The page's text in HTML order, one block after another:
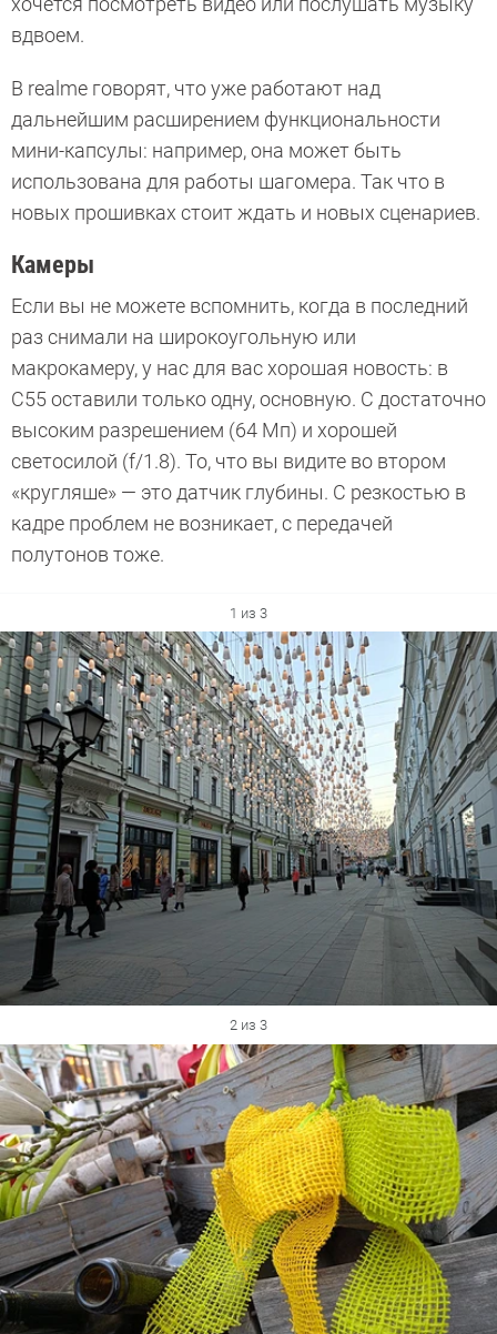
вдвоем.
В realme говорят, что уже работают над
дальнейшим расширением функциональности
мини-капсулы: например, она может быть
использована для работы шагомера. Так что в
новых прошивках стоит ждать и новых сценариев.
Камеры
Если вы не можете вспомнить, когда в последний
раз снимали на широкоугольную или
макрокамеру, у нас для вас хорошая новость: в
С55 оставили только одну, основную. С достаточно
высоким разрешением (64 Мп) и хорошей
светосилой (f/1.8). То, что вы видите во втором
«кругляше» — это датчик глубины. С резкостью в
кадре проблем не возникает, с передачей
полутонов тоже.
1 из 3
2 из 3